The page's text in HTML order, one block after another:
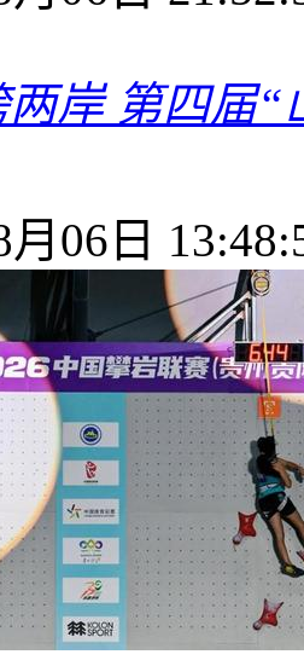
岸 第四届
月06日